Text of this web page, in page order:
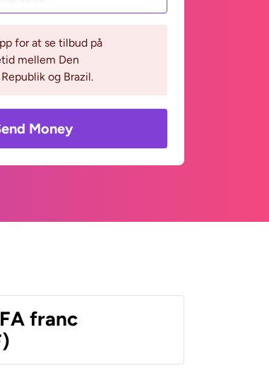
for at se tilbud på
mellem Den
og Brazil.
Money
franc